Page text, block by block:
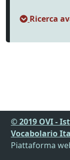
Ricerca
© 2019 OVI -
Vocabolario
Piattaforma